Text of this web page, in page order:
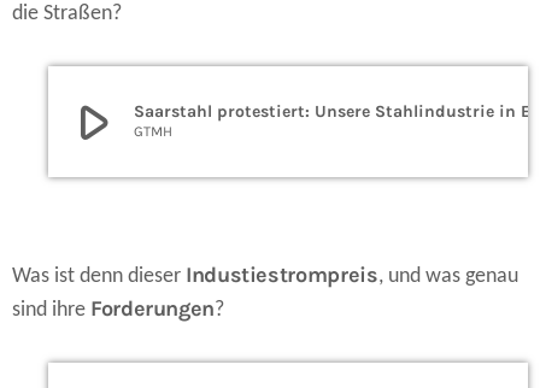
die Straßen?
play_arrow GTMH
Was ist denn dieser Industiestrompreis, und was genau
sind ihre Forderungen?